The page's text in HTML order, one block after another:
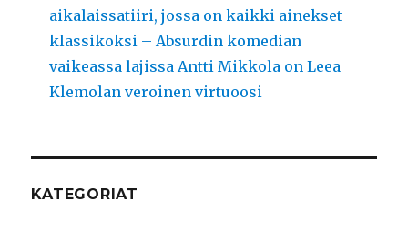
aikalaissatiiri, jossa on kaikki ainekset
klassikoksi – Absurdin komedian
vaikeassa lajissa Antti Mikkola on Leea
Klemolan veroinen virtuoosi
KATEGORIAT